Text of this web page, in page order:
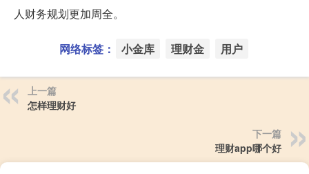
人财务规划更加周全。
网络标签： 小金库 理财金 用户
上一篇
怎样理财好
下一篇
理财app哪个好